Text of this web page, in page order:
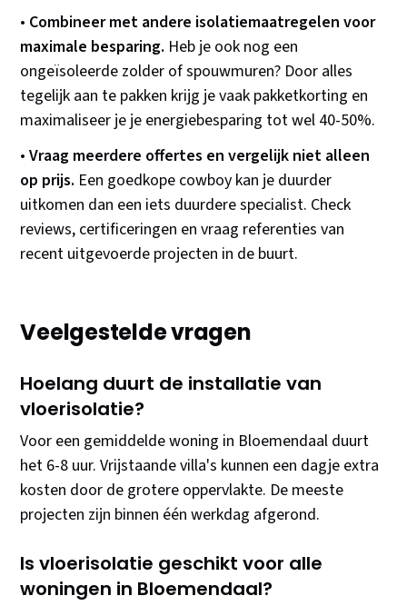
• Combineer met andere isolatiemaatregelen voor
maximale besparing. Heb je ook nog een
ongeïsoleerde zolder of spouwmuren? Door alles
tegelijk aan te pakken krijg je vaak pakketkorting en
maximaliseer je je energiebesparing tot wel 40-50%.
•Vraag meerdere offertes en vergelijk niet alleen
op prijs. Een goedkope cowboy kan je duurder
uitkomen dan een iets duurdere specialist. Check
reviews, certificeringen en vraag referenties van
recent uitgevoerde projecten in de buurt.
Veelgestelde vragen
Hoelang duurt de installatie van
vloerisolatie?
Voor een gemiddelde woning in Bloemendaal duurt
het 6-8 uur. Vrijstaande villa's kunnen een dagje extra
kosten door de grotere oppervlakte. De meeste
projecten zijn binnen één werkdag afgerond.
Is vloerisolatie geschikt voor alle
woningen in Bloemendaal?